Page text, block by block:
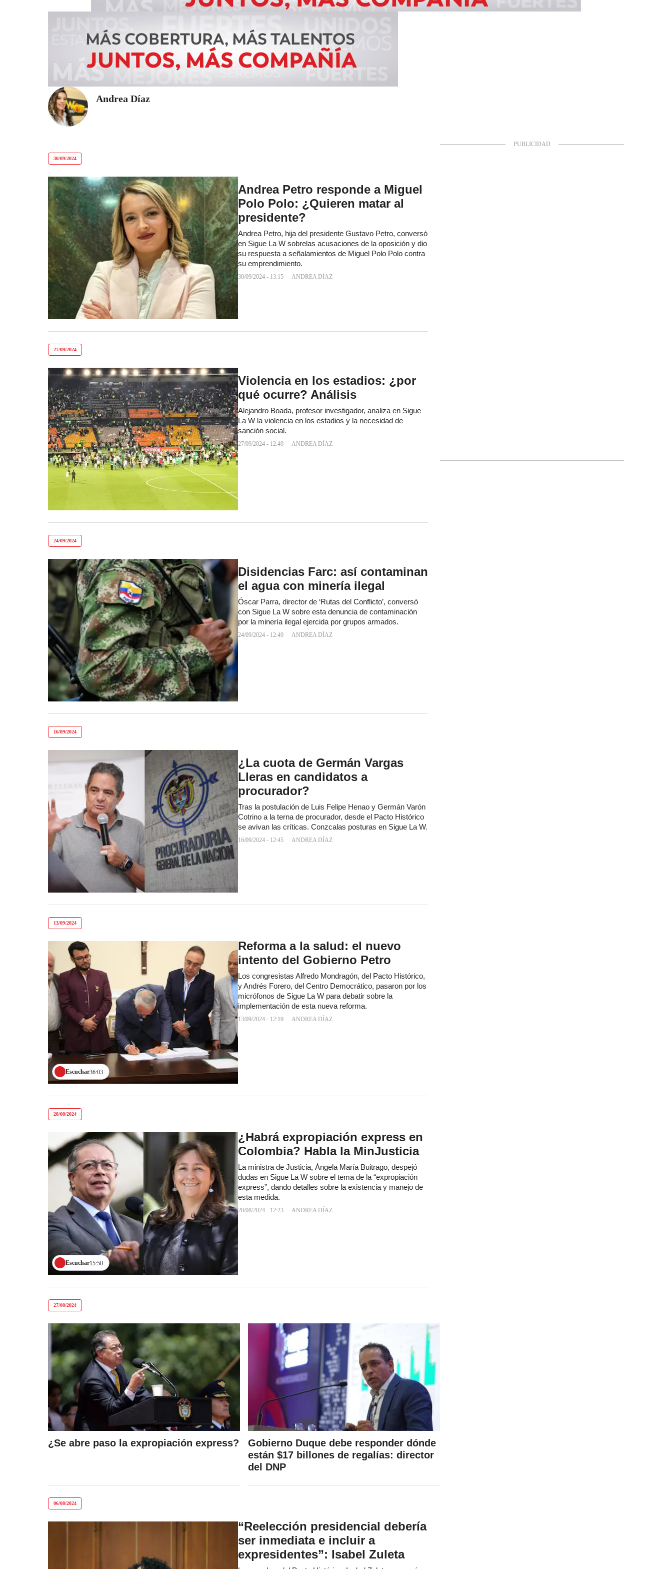
Andrea Díaz
30/09/2024
Andrea Petro responde a Miguel
Polo Polo: ¿Quieren matar al
presidente?
Andrea Petro, hija del presidente Gustavo Petro, conversó
en Sigue La W sobrelas acusaciones de la oposición y dio
su respuesta a señalamientos de Miguel Polo Polo contra
su emprendimiento.
30/09/2024 - 13:15 ANDREA DÍAZ
27/09/2024
Violencia en los estadios: ¿por
qué ocurre? Análisis
Alejandro Boada, profesor investigador, analiza en Sigue
La W la violencia en los estadios y la necesidad de
sanción social.
27/09/2024 - 12:49 ANDREA DÍAZ
24/09/2024
Disidencias Farc: así contaminan
el agua con minería ilegal
Óscar Parra, director de ‘Rutas del Conflicto’, conversó
con Sigue La W sobre esta denuncia de contaminación
por la minería ilegal ejercida por grupos armados.
24/09/2024 - 12:49 ANDREA DÍAZ
16/09/2024
¿La cuota de Germán Vargas
Lleras en candidatos a
procurador?
Tras la postulación de Luis Felipe Henao y Germán Varón
Cotrino a la terna de procurador, desde el Pacto Histórico
se avivan las críticas. Conzcalas posturas en Sigue La W.
16/09/2024 - 12:45 ANDREA DÍAZ
13/09/2024
Escuchar36:03
Reforma a la salud: el nuevo
intento del Gobierno Petro
Los congresistas Alfredo Mondragón, del Pacto Histórico,
y Andrés Forero, del Centro Democrático, pasaron por los
micrófonos de Sigue La W para debatir sobre la
implementación de esta nueva reforma.
13/09/2024 - 12:19 ANDREA DÍAZ
28/08/2024
Escuchar15:50
¿Habrá expropiación express en
Colombia? Habla la MinJusticia
La ministra de Justicia, Ángela María Buitrago, despejó
dudas en Sigue La W sobre el tema de la “expropiación
express”, dando detalles sobre la existencia y manejo de
esta medida.
28/08/2024 - 12:23 ANDREA DÍAZ
27/08/2024
¿Se abre paso la expropiación express?
Gobierno Duque debe responder dónde
están $17 billones de regalías: director
del DNP
06/08/2024
“Reelección presidencial debería
ser inmediata e incluir a
expresidentes”: Isabel Zuleta